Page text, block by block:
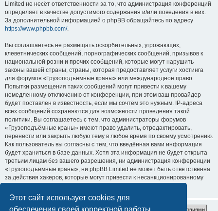
Этот сайт использует cookies для
обеспечения своей корректной работы.
Limited не несёт ответственности за то, что администрация конференций
определяет в качестве допустимого содержания и/или поведения в них.
За дополнительной информацией о phpBB обращайтесь по адресу
https://www.phpbb.com/.
Вы соглашаетесь не размещать оскорбительных, угрожающих,
клеветнических сообщений, порнографических сообщений, призывов к
национальной розни и прочих сообщений, которые могут нарушить
законы вашей страны, страны, которая предоставляет услуги хостинга
для форумов «Грузоподъёмные краны» или международное право.
Попытки размещения таких сообщений могут привести к вашему
немедленному отключению от конференции, при этом ваш провайдер
будет поставлен в известность, если мы сочтём это нужным. IP-адреса
всех сообщений сохраняются для возможности проведения такой
политики. Вы соглашаетесь с тем, что администраторы форумов
«Грузоподъёмные краны» имеют право удалить, отредактировать,
перенести или закрыть любую тему в любое время по своему усмотрению.
Как пользователь вы согласны с тем, что введённая вами информация
будет храниться в базе данных. Хотя эта информация не будет открыта
третьим лицам без вашего разрешения, ни администрация конференции
«Грузоподъёмные краны», ни phpBB Limited не может быть ответственна
за действия хакеров, которые могут привести к несанкционированному